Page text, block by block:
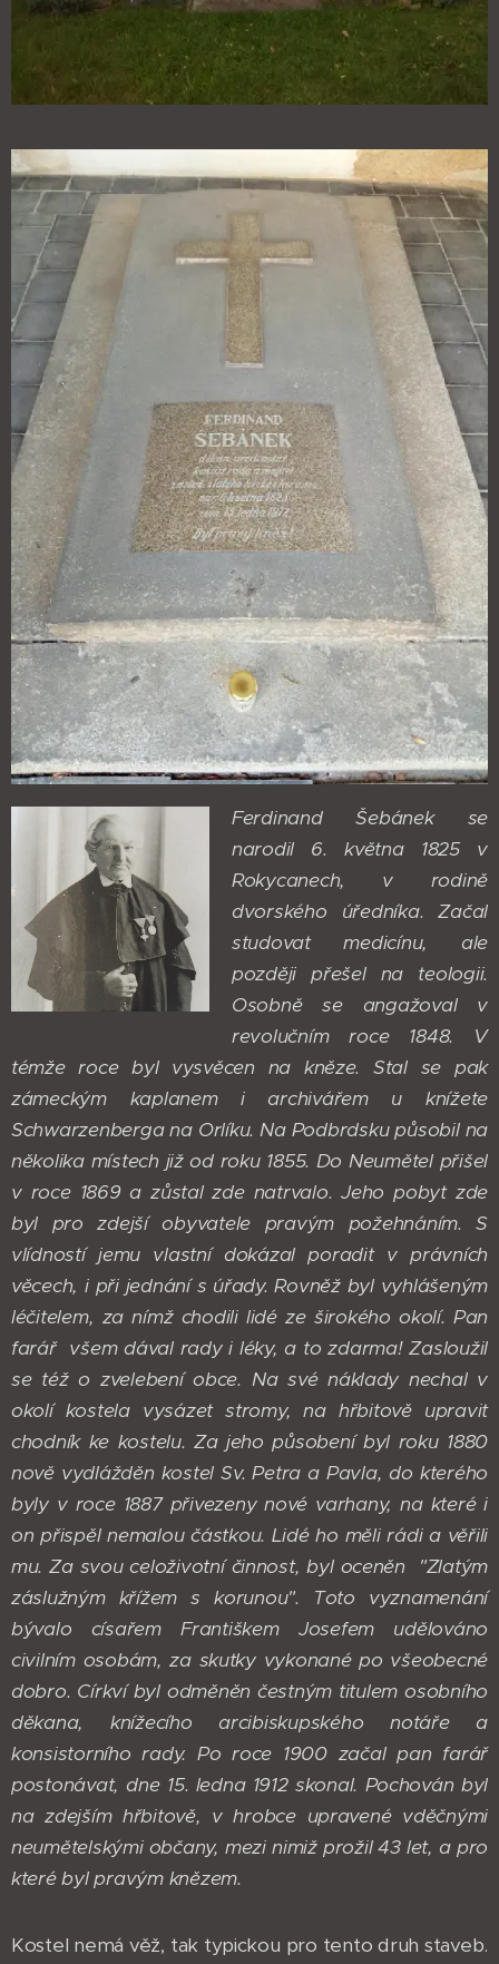
Ferdinand Šebánek se
narodil 6. května 1825 v
Rokycanech, v rodině
dvorského úředníka. Začal
studovat medicínu, ale
později přešel na teologii.
Osobně se angažoval v
revolučním roce 1848. V
témže roce byl vysvěcen na kněze. Stal se pak
zámeckým kaplanem i archivářem u knížete
Schwarzenberga na Orlíku. Na Podbrdsku působil na
několika místech již od roku 1855. Do Neumětel přišel
v roce 1869 a zůstal zde natrvalo. Jeho pobyt zde
byl pro zdejší obyvatele pravým požehnáním. S
vlídností jemu vlastní dokázal poradit v právních
věcech, i při jednání s úřady. Rovněž byl vyhlášeným
léčitelem, za nímž chodili lidé ze širokého okolí. Pan
farář všem dával rady i léky, a to zdarma! Zasloužil
se též o zvelebení obce. Na své náklady nechal v
okolí kostela vysázet stromy, na hřbitově upravit
chodník ke kostelu. Za jeho působení byl roku 1880
nově vydlážděn kostel Sv. Petra a Pavla, do kterého
byly v roce 1887 přivezeny nové varhany, na které i
on přispěl nemalou částkou. Lidé ho měli rádi a věřili
mu. Za svou celoživotní činnost, byl oceněn "Zlatým
záslužným křížem s korunou". Toto vyznamenání
bývalo císařem Františkem Josefem udělováno
civilním osobám, za skutky vykonané po všeobecné
dobro. Církví byl odměněn čestným titulem osobního
děkana, knížecího arcibiskupského notáře a
konsistorního rady. Po roce 1900 začal pan farář
postonávat, dne 15. ledna 1912 skonal. Pochován byl
na zdejším hřbitově, v hrobce upravené vděčnými
neumětelskými občany, mezi nimiž prožil 43 let, a pro
které byl pravým knězem.
Kostel nemá věž, tak typickou pro tento druh staveb.